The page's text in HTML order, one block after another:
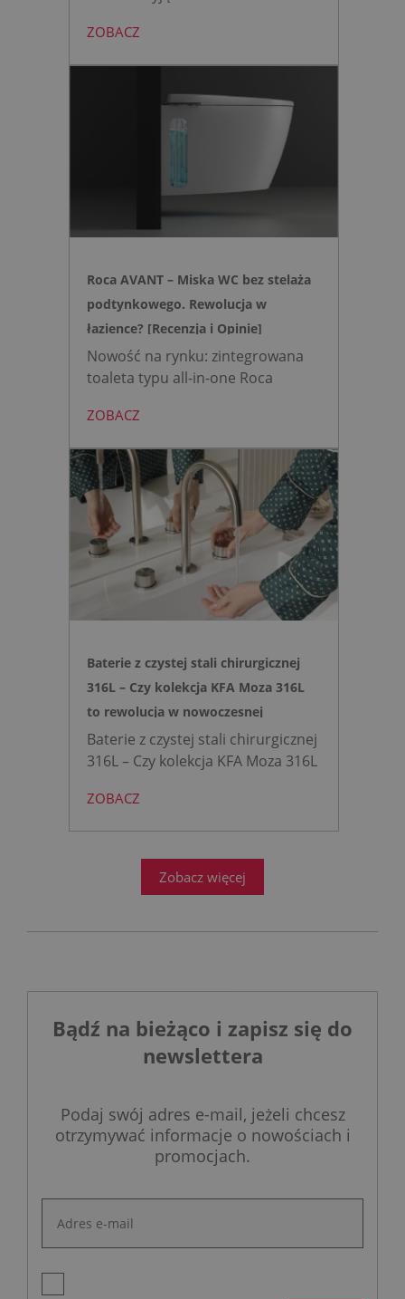
mini to zestaw, który warto
wybrać, gdy zależy nam na
bezpiecznej strefie WC. Zamiast
skomplikowanej i podatnej na
działającą w oparciu o ciśnienie
wody oraz elegancki, szklany
przycisk uruchamiany gestem.
ZOBACZ
Roca AVANT – Miska WC bez stelaża
podtynkowego. Rewolucja w
łazience? [Recenzja i Opinie]
Nowość na rynku: zintegrowana
toaleta typu all-in-one Roca
montażu stelaża podtynkowego.
Zyskujesz do 20 cm przestrzeni w
łazience i o 15% cichsze
spłukiwanie dzięki technologii
opartej na efekcie Venturiego.
Idealne rozwiązanie do szybkich
remontów bez kucia ścian.
ZOBACZ
Baterie z czystej stali chirurgicznej
316L – Czy kolekcja KFA Moza 316L
to rewolucja w nowoczesnej
łazience?
Baterie z czystej stali chirurgicznej
316L – Czy kolekcja KFA Moza 316L
łazience?
projektowanie łazienek stanęło
ZOBACZ
Zobacz więcej
Bądź na bieżąco i zapisz się do
newslettera
Podaj swój adres e-mail, jeżeli chcesz
otrzymywać informacje o nowościach i
promocjach.